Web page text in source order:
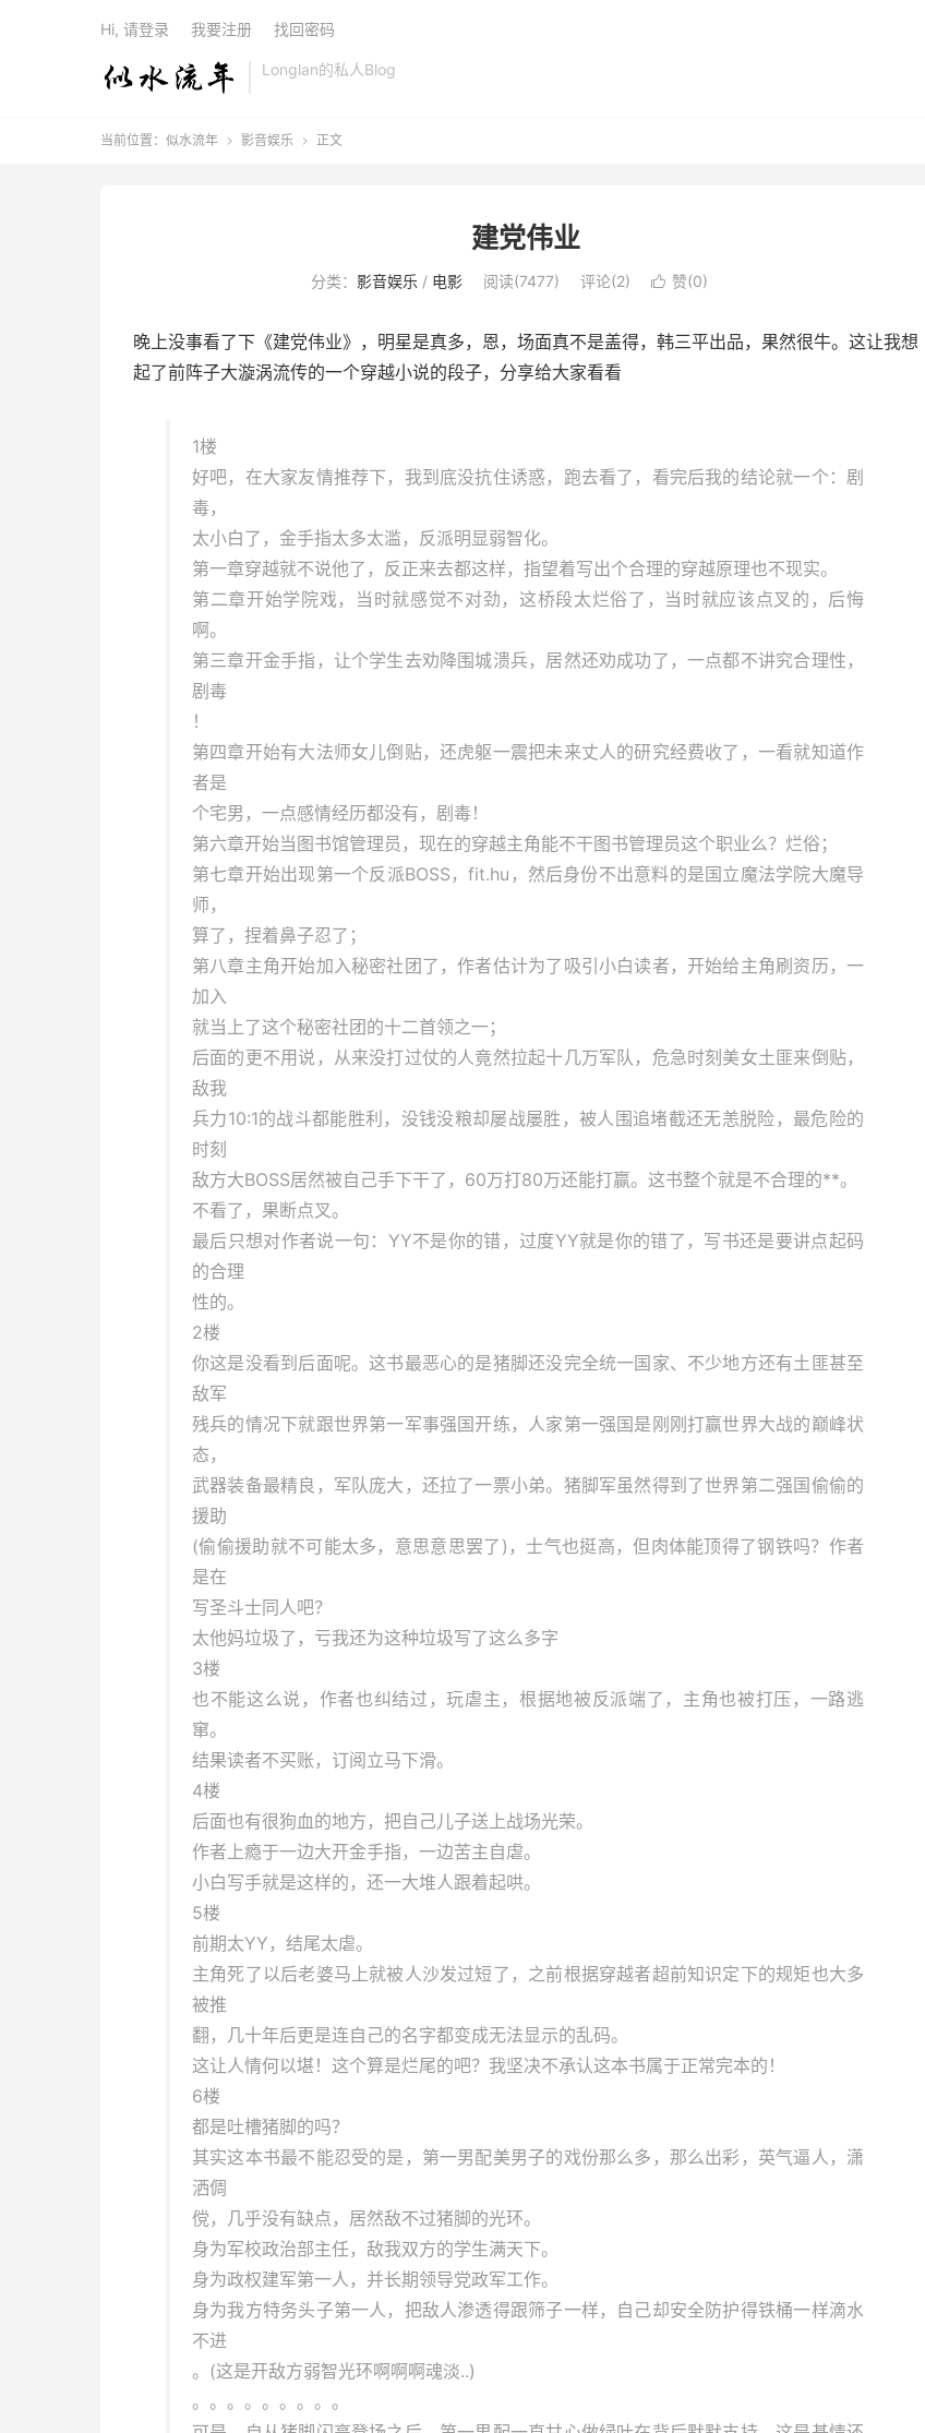
Longlan的私人Blog
Hi, 请登录 我要注册 找回密码
当前位置： 似水流年  影音娱乐  正文
建党伟业
分类： 影音娱乐 / 电影 阅读(7477) 评论(2)  赞(0)
晚上没事看了下《建党伟业》，明星是真多，恩，场面真不是盖得，韩三平出品，果然很牛。这让我想
起了前阵子大漩涡流传的一个穿越小说的段子，分享给大家看看
1楼
好吧，在大家友情推荐下，我到底没抗住诱惑，跑去看了，看完后我的结论就一个：剧
毒，
太小白了，金手指太多太滥，反派明显弱智化。
第一章穿越就不说他了，反正来去都这样，指望着写出个合理的穿越原理也不现实。
第二章开始学院戏，当时就感觉不对劲，这桥段太烂俗了，当时就应该点叉的，后悔
啊。
第三章开金手指，让个学生去劝降围城溃兵，居然还劝成功了，一点都不讲究合理性，
剧毒
！
第四章开始有大法师女儿倒贴，还虎躯一震把未来丈人的研究经费收了，一看就知道作
者是
个宅男，一点感情经历都没有，剧毒！
第六章开始当图书馆管理员，现在的穿越主角能不干图书管理员这个职业么？烂俗；
第七章开始出现第一个反派BOSS，fit.hu，然后身份不出意料的是国立魔法学院大魔导
师，
算了，捏着鼻子忍了；
第八章主角开始加入秘密社团了，作者估计为了吸引小白读者，开始给主角刷资历，一
加入
就当上了这个秘密社团的十二首领之一；
后面的更不用说，从来没打过仗的人竟然拉起十几万军队，危急时刻美女土匪来倒贴，
敌我
兵力10:1的战斗都能胜利，没钱没粮却屡战屡胜，被人围追堵截还无恙脱险，最危险的
时刻
敌方大BOSS居然被自己手下干了，60万打80万还能打赢。这书整个就是不合理的**。
不看了，果断点叉。
最后只想对作者说一句：YY不是你的错，过度YY就是你的错了，写书还是要讲点起码
的合理
性的。
2楼
你这是没看到后面呢。这书最恶心的是猪脚还没完全统一国家、不少地方还有土匪甚至
敌军
残兵的情况下就跟世界第一军事强国开练，人家第一强国是刚刚打赢世界大战的巅峰状
态，
武器装备最精良，军队庞大，还拉了一票小弟。猪脚军虽然得到了世界第二强国偷偷的
援助
(偷偷援助就不可能太多，意思意思罢了)，士气也挺高，但肉体能顶得了钢铁吗？作者
是在
写圣斗士同人吧？
太他妈垃圾了，亏我还为这种垃圾写了这么多字
3楼
也不能这么说，作者也纠结过，玩虐主，根据地被反派端了，主角也被打压，一路逃
窜。
结果读者不买账，订阅立马下滑。
4楼
后面也有很狗血的地方，把自己儿子送上战场光荣。
作者上瘾于一边大开金手指，一边苦主自虐。
小白写手就是这样的，还一大堆人跟着起哄。
5楼
前期太YY，结尾太虐。
主角死了以后老婆马上就被人沙发过短了，之前根据穿越者超前知识定下的规矩也大多
被推
翻，几十年后更是连自己的名字都变成无法显示的乱码。
这让人情何以堪！这个算是烂尾的吧？我坚决不承认这本书属于正常完本的！
6楼
都是吐槽猪脚的吗？
其实这本书最不能忍受的是，第一男配美男子的戏份那么多，那么出彩，英气逼人，潇
洒倜
傥，几乎没有缺点，居然敌不过猪脚的光环。
身为军校政治部主任，敌我双方的学生满天下。
身为政权建军第一人，并长期领导党政军工作。
身为我方特务头子第一人，把敌人渗透得跟筛子一样，自己却安全防护得铁桶一样滴水
不进
。(这是开敌方弱智光环啊啊啊魂淡..)
。。。。。。。。。